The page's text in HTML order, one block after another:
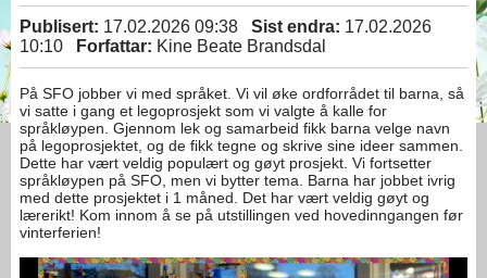
Publisert: 17.02.2026 09:38 Sist endra: 17.02.2026
10:10
Forfattar: Kine Beate Brandsdal
På SFO jobber vi med språket. Vi vil øke ordforrådet til barna, så
vi satte i gang et legoprosjekt som vi valgte å kalle for
språkløypen. Gjennom lek og samarbeid fikk barna velge navn
på legoprosjektet, og de fikk tegne og skrive sine ideer sammen.
Dette har vært veldig populært og gøyt prosjekt. Vi fortsetter
språkløypen på SFO, men vi bytter tema. Barna har jobbet ivrig
med dette prosjektet i 1 måned. Det har vært veldig gøyt og
lærerikt! Kom innom å se på utstillingen ved hovedinngangen før
vinterferien!